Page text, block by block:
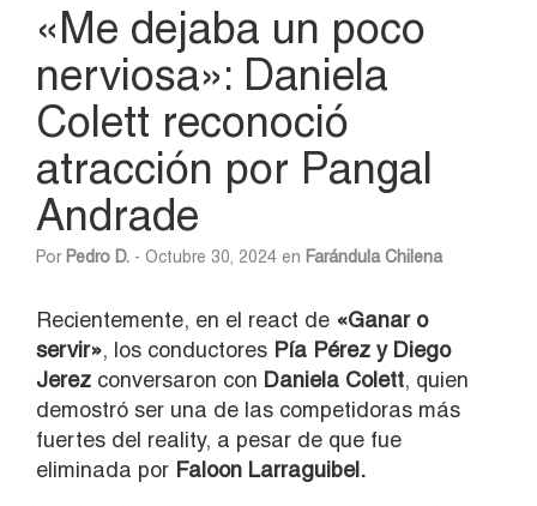
«Me dejaba un poco
nerviosa»: Daniela
Colett reconoció
atracción por Pangal
Andrade
Por Pedro D. - Octubre 30, 2024 en Farándula Chilena
Recientemente, en el react de «Ganar o
servir», los conductores Pía Pérez y Diego
Jerez conversaron con Daniela Colett, quien
demostró ser una de las competidoras más
fuertes del reality, a pesar de que fue
eliminada por Faloon Larraguibel.